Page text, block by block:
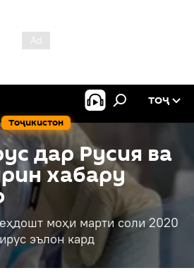
Тоҷикистон
ТОҶ
дар Русия ва
хабару
моҳи марти соли 2020
эълон кард